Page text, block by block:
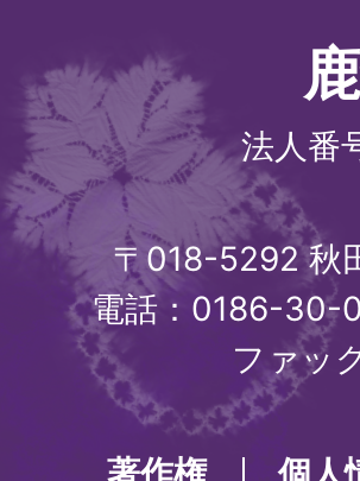
法人番
〒018-5292 秋
電話：0186-30-
ファッ
著作権 個人